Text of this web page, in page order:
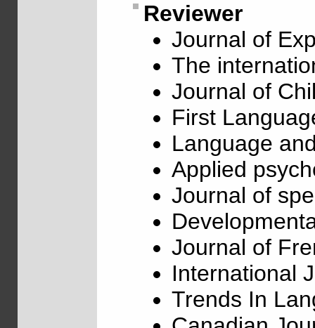
Reviewer
Journal of
The
Journal of
First
Language
Applied
Journal of
Journal of
International
Trends In